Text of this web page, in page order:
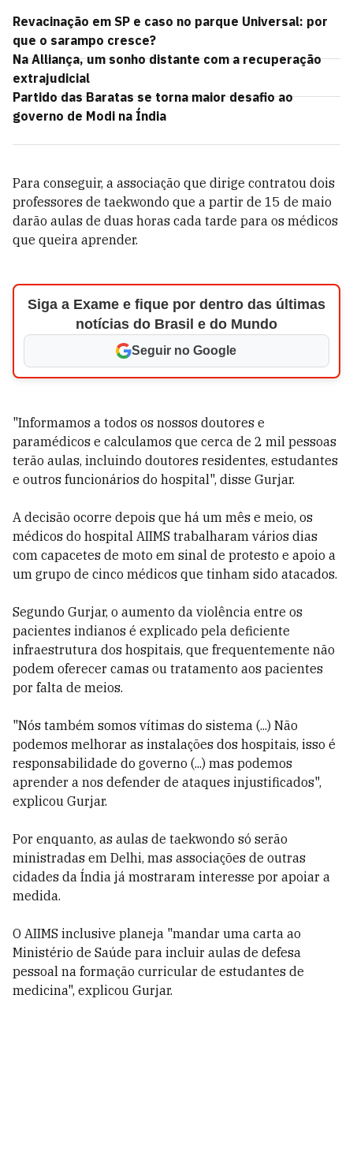
Revacinação em SP e caso no parque Universal: por
que o sarampo cresce?
Na Alliança, um sonho distante com a recuperação
extrajudicial
Partido das Baratas se torna maior desafio ao
governo de Modi na Índia
Para conseguir, a associação que dirige contratou dois
professores de taekwondo que a partir de 15 de maio
darão aulas de duas horas cada tarde para os médicos
que queira aprender.
Siga a Exame e fique por dentro das últimas
notícias do Brasil e do Mundo
Seguir no Google
"Informamos a todos os nossos doutores e
paramédicos e calculamos que cerca de 2 mil pessoas
terão aulas, incluindo doutores residentes, estudantes
e outros funcionários do hospital", disse Gurjar.
A decisão ocorre depois que há um mês e meio, os
médicos do hospital AIIMS trabalharam vários dias
com capacetes de moto em sinal de protesto e apoio a
um grupo de cinco médicos que tinham sido atacados.
Segundo Gurjar, o aumento da violência entre os
pacientes indianos é explicado pela deficiente
infraestrutura dos hospitais, que frequentemente não
podem oferecer camas ou tratamento aos pacientes
por falta de meios.
"Nós também somos vítimas do sistema (...) Não
podemos melhorar as instalações dos hospitais, isso é
responsabilidade do governo (...) mas podemos
aprender a nos defender de ataques injustificados",
explicou Gurjar.
Por enquanto, as aulas de taekwondo só serão
ministradas em Delhi, mas associações de outras
cidades da Índia já mostraram interesse por apoiar a
medida.
O AIIMS inclusive planeja "mandar uma carta ao
Ministério de Saúde para incluir aulas de defesa
pessoal na formação curricular de estudantes de
medicina", explicou Gurjar.